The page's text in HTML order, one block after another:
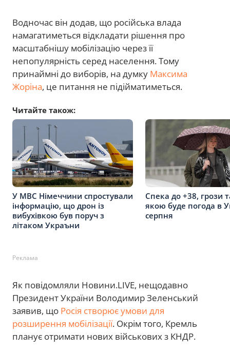
Водночас він додав, що російська влада
намагатиметься відкладати рішення про
масштабнішу мобілізацію через її
непопулярність серед населення. Тому
принаймні до виборів, на думку Максима
Жоріна, це питання не підійматиметься.
Читайте також:
У МВС Німеччини спростували
інформацію, що дрон із
вибухівкою був поруч з
літаком Украъни
Спека до +38, грози
якою буде погода в
серпня
Реклама
Як повідомляли Новини.LIVE, нещодавно
Президент України Володимир Зеленський
заявив, що Росія створює умови для
розширення мобілізації. Окрім того, Кремль
планує отримати нових військових з КНДР.